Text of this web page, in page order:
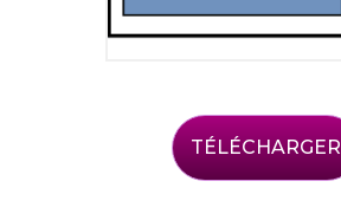
TÉLÉCHARGER